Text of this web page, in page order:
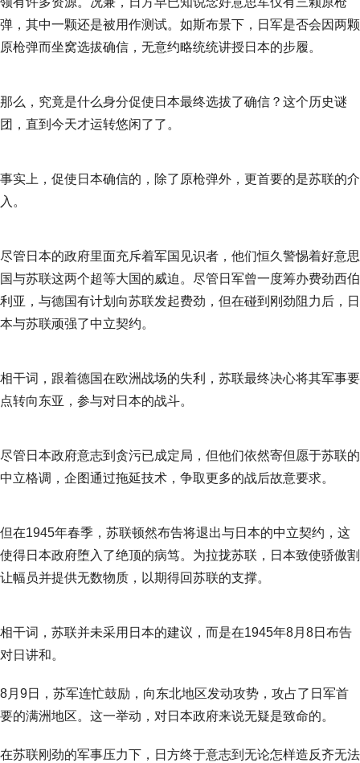
弹，其中一颗还是被用作测试。如斯布景下，日军是否会因两颗
原枪弹而坐窝选拔确信，无意约略统统讲授日本的步履。
那么，究竟是什么身分促使日本最终选拔了确信？这个历史谜
团，直到今天才运转悠闲了了。
事实上，促使日本确信的，除了原枪弹外，更首要的是苏联的介
入。
尽管日本的政府里面充斥着军国见识者，他们恒久警惕着好意思
国与苏联这两个超等大国的威迫。尽管日军曾一度筹办费劲西伯
利亚，与德国有计划向苏联发起费劲，但在碰到刚劲阻力后，日
本与苏联顽强了中立契约。
相干词，跟着德国在欧洲战场的失利，苏联最终决心将其军事要
点转向东亚，参与对日本的战斗。
尽管日本政府意志到贪污已成定局，但他们依然寄但愿于苏联的
中立格调，企图通过拖延技术，争取更多的战后故意要求。
但在1945年春季，苏联顿然布告将退出与日本的中立契约，这
使得日本政府堕入了绝顶的病笃。为拉拢苏联，日本致使骄傲割
让幅员并提供无数物质，以期得回苏联的支撑。
相干词，苏联并未采用日本的建议，而是在1945年8月8日布告
对日讲和。
8月9日，苏军连忙鼓励，向东北地区发动攻势，攻占了日军首
要的满洲地区。这一举动，对日本政府来说无疑是致命的。
在苏联刚劲的军事压力下，日方终于意志到无论怎样造反齐无法